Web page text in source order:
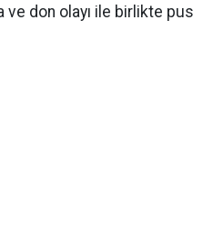
don olayı ile birlikte pus